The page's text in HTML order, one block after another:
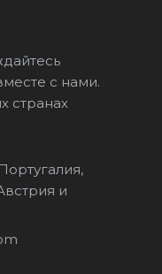
с нами.
странах
и